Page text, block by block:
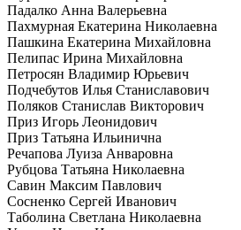
Падалко Анна Валерьевна
Пахмурная Екатерина Николаевна
Пашкина Екатерина Михайловна
Пелипас Ирина Михайловна
Петросян Владимир Юрьевич
Подчебутов Илья Станиславович
Поляков Станислав Викторович
Приз Игорь Леонидович
Приз Татьяна Ильинична
Речапова Луиза Анваровна
Рубцова Татьяна Николаевна
Савин Максим Павлович
Сосненко Сергей Иванович
Таболина Светлана Николаевна